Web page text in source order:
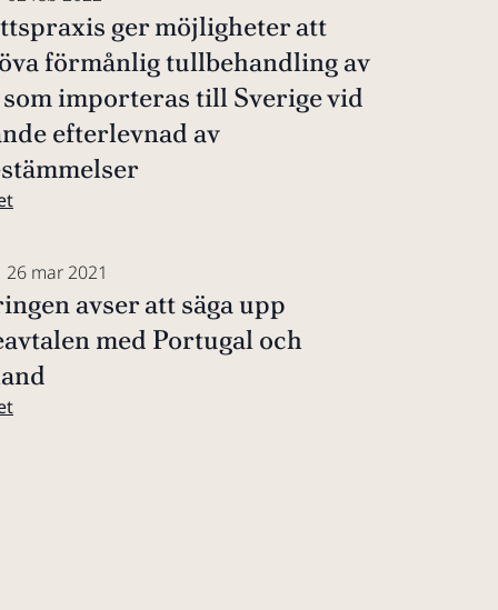
ger möjligheter att
förmånlig tullbehandling av
importeras till Sverige vid
efterlevnad av
26 mar 2021
avser att säga upp
med Portugal och